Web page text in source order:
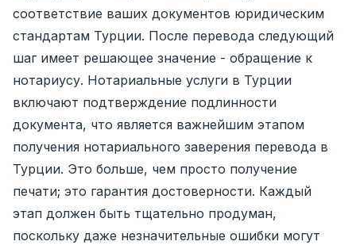
соответствие ваших документов юридическим
стандартам Турции. После перевода следующий
шаг имеет решающее значение - обращение к
нотариусу. Нотариальные услуги в Турции
включают подтверждение подлинности
документа, что является важнейшим этапом
получения нотариального заверения перевода в
Турции. Это больше, чем просто получение
печати; это гарантия достоверности. Каждый
этап должен быть тщательно продуман,
поскольку даже незначительные ошибки могут